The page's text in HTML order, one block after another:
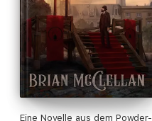
Eine Novelle aus dem Powder-